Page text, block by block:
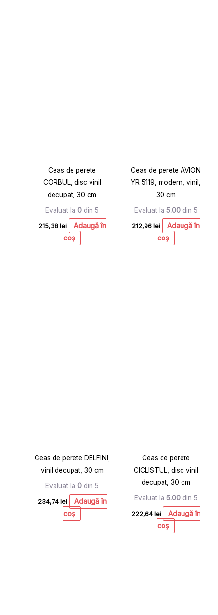
Ceas de perete
CORBUL, disc vinil
decupat, 30 cm
Evaluat la 0 din 5
215,38 lei
Adaugă în
coș
Ceas de perete AVION
YR 5119, modern, vinil,
30 cm
Evaluat la 5.00din 5
212,96lei
Adaugă în
coș
Ceas de perete DELFINI,
vinil decupat, 30 cm
Evaluat la 0 din 5
234,74 lei
Adaugă în
coș
Ceas de perete
CICLISTUL, disc vinil
decupat, 30 cm
Evaluat la 5.00din 5
222,64 lei
Adaugă în
coș